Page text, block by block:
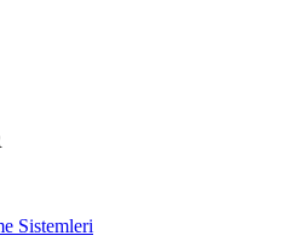
Sistemleri